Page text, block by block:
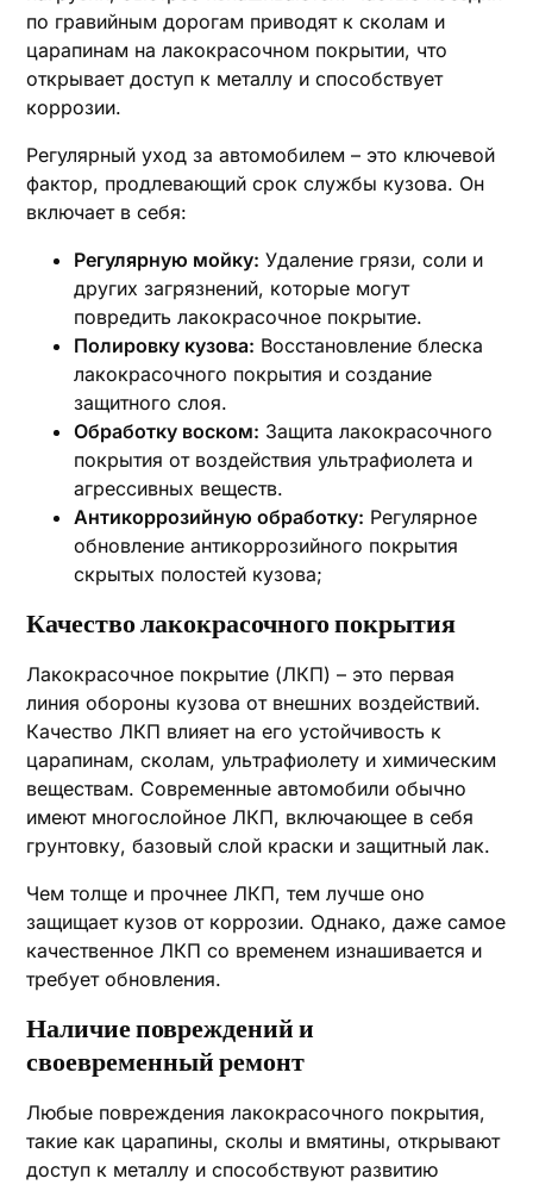
по гравийным дорогам приводят к сколам и
царапинам на лакокрасочном покрытии, что
открывает доступ к металлу и способствует
коррозии.
Регулярный уход за автомобилем – это ключевой
фактор, продлевающий срок службы кузова. Он
включает в себя:
Регулярную мойку: Удаление грязи, соли и
других загрязнений, которые могут
повредить лакокрасочное покрытие.
Полировку кузова: Восстановление блеска
лакокрасочного покрытия и создание
защитного слоя.
Обработку воском: Защита лакокрасочного
покрытия от воздействия ультрафиолета и
агрессивных веществ.
Антикоррозийную обработку: Регулярное
обновление антикоррозийного покрытия
скрытых полостей кузова;
Качество лакокрасочного покрытия
Лакокрасочное покрытие (ЛКП) – это первая
линия обороны кузова от внешних воздействий.
Качество ЛКП влияет на его устойчивость к
царапинам, сколам, ультрафиолету и химическим
веществам. Современные автомобили обычно
имеют многослойное ЛКП, включающее в себя
грунтовку, базовый слой краски и защитный лак.
Чем толще и прочнее ЛКП, тем лучше оно
защищает кузов от коррозии. Однако, даже самое
качественное ЛКП со временем изнашивается и
требует обновления.
Наличие повреждений и
своевременный ремонт
Любые повреждения лакокрасочного покрытия,
такие как царапины, сколы и вмятины, открывают
доступ к металлу и способствуют развитию